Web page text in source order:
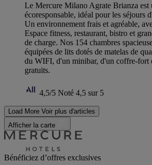
Le Mercure Milano Agrate Brianza est
écoresponsable, idéal pour les séjours
Un environnement frais et agréable,
Espace fitness, restaurant, bistro et
de charge. Nos 154 chambres
équipées de lits dotés de matelas de
du WIFI, d'un minibar, d'un coffre-fort
gratuits.
4,5/5 Noté 4,5 sur 5
Load More Voir plus d'articles
Afficher la carte
Bénéficiez d’offres exclusives